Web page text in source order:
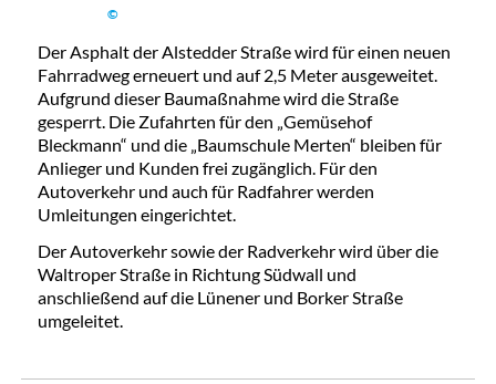
©
Der Asphalt der Alstedder Straße wird für einen neuen
Fahrradweg erneuert und auf 2,5 Meter ausgeweitet.
Aufgrund dieser Baumaßnahme wird die Straße
gesperrt. Die Zufahrten für den „Gemüsehof
Bleckmann“ und die „Baumschule Merten“ bleiben für
Anlieger und Kunden frei zugänglich. Für den
Autoverkehr und auch für Radfahrer werden
Umleitungen eingerichtet.
Der Autoverkehr sowie der Radverkehr wird über die
Waltroper Straße in Richtung Südwall und
anschließend auf die Lünener und Borker Straße
umgeleitet.